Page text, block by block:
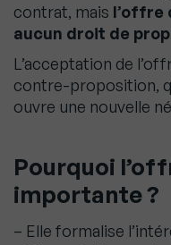
contrat, mais l’offre
aucun droit de
L’acceptation de
contre-proposition,
ouvre une nouvelle
Pourquoi
importante ?
– Elle formalise